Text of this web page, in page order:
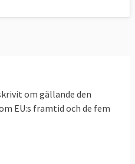
ska stats- och
unionen ska
är sedan att de
som
ska inspireras av
sina framtidsvisioner
om gällande den
EU:s framtid och de fem